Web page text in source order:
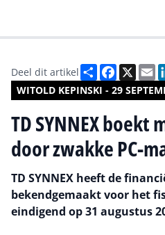
WITOLD KEPINSKI - 29
Deel dit artikel Deel X
TD SYNNEX boekt
door zwakke PC-
TD SYNNEX heeft de
bekendgemaakt voor het
eindigend op 31 augustus